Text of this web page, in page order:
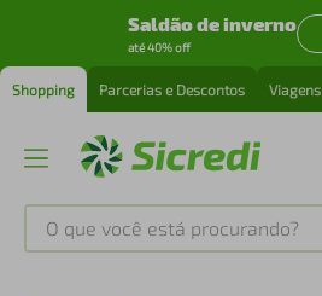
Saldão de inverno
até 40% off
Shopping Parcerias e Descontos Viagens
O que você está procurando?